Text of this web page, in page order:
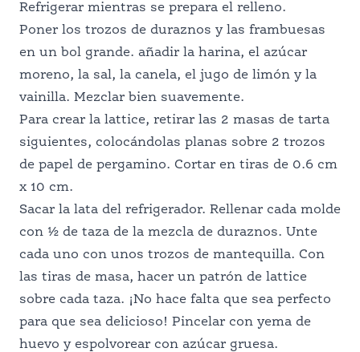
Refrigerar mientras se prepara el relleno.
Poner los trozos de duraznos y las frambuesas
en un bol grande. añadir la harina, el azúcar
moreno, la sal, la canela, el jugo de limón y la
vainilla. Mezclar bien suavemente.
Para crear la lattice, retirar las 2 masas de tarta
siguientes, colocándolas planas sobre 2 trozos
de papel de pergamino. Cortar en tiras de 0.6 cm
x 10 cm.
Sacar la lata del refrigerador. Rellenar cada molde
con ½ de taza de la mezcla de duraznos. Unte
cada uno con unos trozos de mantequilla. Con
las tiras de masa, hacer un patrón de lattice
sobre cada taza. ¡No hace falta que sea perfecto
para que sea delicioso! Pincelar con yema de
huevo y espolvorear con azúcar gruesa.